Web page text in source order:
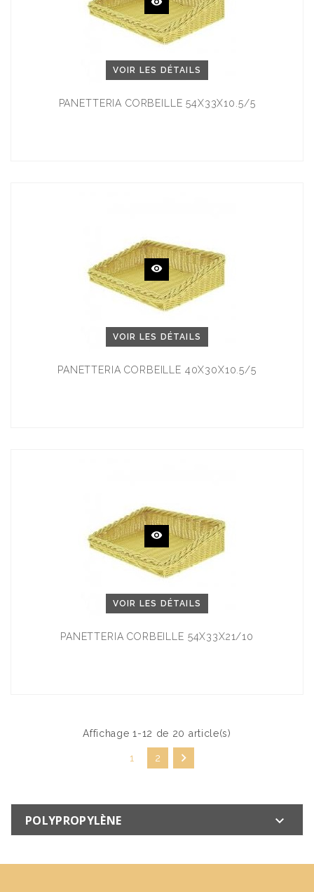
VOIR LES DÉTAILS
PANETTERIA CORBEILLE 54X33X10.5/5
VOIR LES DÉTAILS
PANETTERIA CORBEILLE 40X30X10.5/5
VOIR LES DÉTAILS
PANETTERIA CORBEILLE 54X33X21/10
Affichage 1-12 de 20 article(s)
1 2 
POLYPROPYLÈNE 